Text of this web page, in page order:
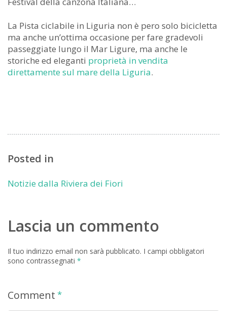
La Pista ciclabile in Liguria non è pero solo bicicletta
ma anche un’ottima occasione per fare gradevoli
passeggiate lungo il Mar Ligure, ma anche le
storiche ed eleganti proprietà in vendita
direttamente sul mare della Liguria.
Posted in
Notizie dalla Riviera dei Fiori
Lascia un commento
Il tuo indirizzo email non sarà pubblicato. I campi obbligatori
sono contrassegnati *
Comment *